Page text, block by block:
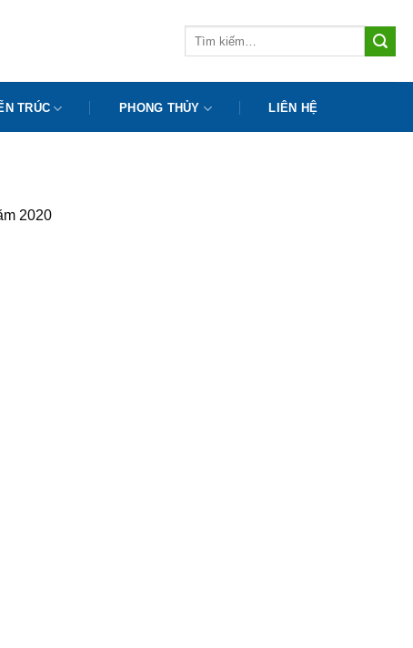
TRÚC PHONG THỦY LIÊN HỆ
2020